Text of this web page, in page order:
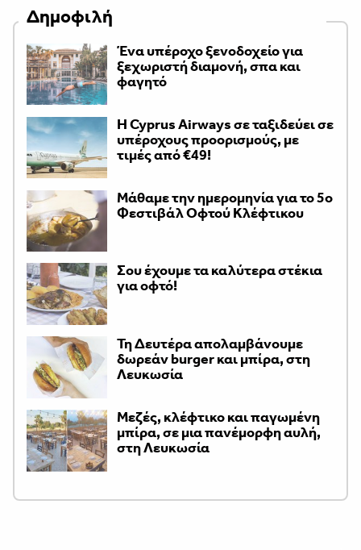
Δημοφιλή
Ένα υπέροχο ξενοδοχείο για
ξεχωριστή διαμονή, σπα και
φαγητό
H Cyprus Airways σε ταξιδεύει σε
υπέροχους προορισμούς, με
τιμές από €49!
Μάθαμε την ημερομηνία για το 5ο
Φεστιβάλ Οφτού Κλέφτικου
Σου έχουμε τα καλύτερα στέκια
για οφτό!
Τη Δευτέρα απολαμβάνουμε
δωρεάν burger και μπίρα, στη
Λευκωσία
Μεζές, κλέφτικο και παγωμένη
μπίρα, σε μια πανέμορφη αυλή,
στη Λευκωσία